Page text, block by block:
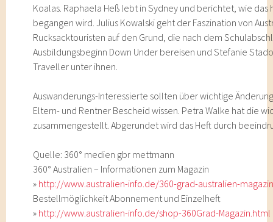
Koalas. Raphaela Heß lebt in Sydney und berichtet, wie das
begangen wird. Julius Kowalski geht der Faszination von
Rucksacktouristen auf den Grund, die nach dem
Ausbildungsbeginn Down Under bereisen und Stefanie
Traveller unter ihnen.
Auswanderungs-Interessierte sollten über wichtige
Eltern- und Rentner Bescheid wissen. Petra Walke hat die
zusammengestellt. Abgerundet wird das Heft durch
Quelle: 360° medien gbr mettmann
360° Australien – Informationen zum Magazin
» http://www.australien-info.de/360-grad-australien-
Bestellmöglichkeit Abonnement und Einzelheft
» http://www.australien-info.de/shop-360Grad-Magazin.html